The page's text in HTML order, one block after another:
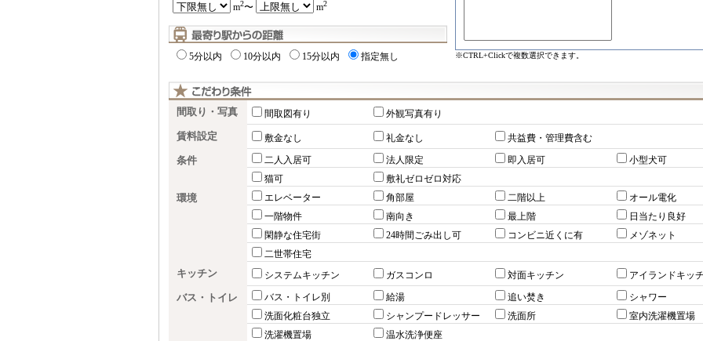
m2〜 m2
5分以内 10分以内 15分以内 指定無し ※CTRL+Clickで複数選択できます。
間取り・写真 間取図有り 外観写真有り
賃料設定 敷金なし 礼金なし 共益費・管理費含む
条件 二人入居可 法人限定 即入居可
小型犬可
猫可
敷礼ゼロゼロ対応
環境 エレベーター 角部屋 二階以上
オール電化
一階物件
南向き 最上階
日当たり良好
閑静な住宅街
24時間ごみ出し可 コンビニ近くに有
メゾネット
二世帯住宅
キッチン システムキッチン ガスコンロ 対面キッチン アイランドキッ
バス・トイレ バス・トイレ別 給湯 追い焚き
シャワー
洗面化粧台独立
シャンプードレッサー 洗面所
室内洗濯機置場
洗濯機置場
温水洗浄便座